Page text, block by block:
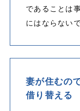
であることは
にはならない
妻が住むの
借り替える